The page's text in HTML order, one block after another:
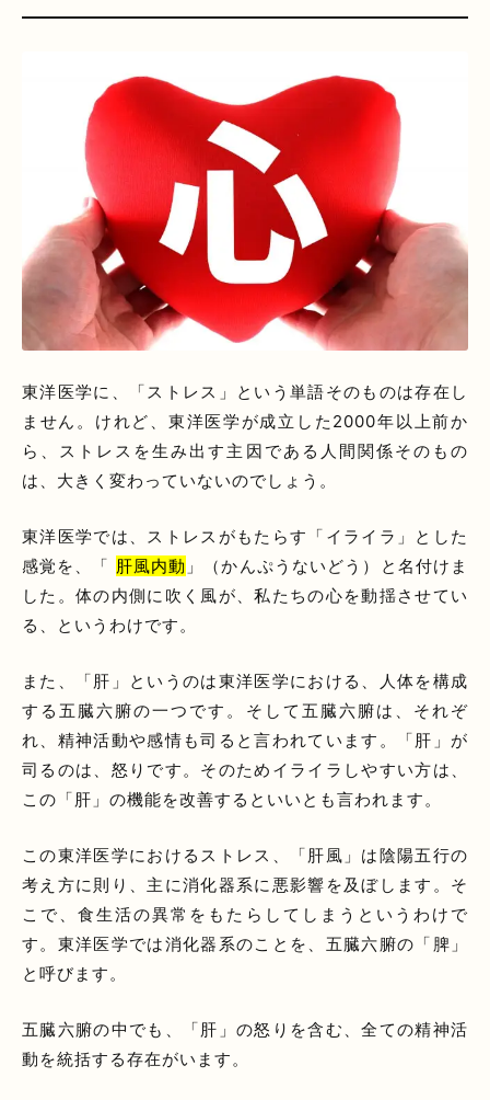
東洋医学に、「ストレス」という単語そのものは存在し
ません。けれど、東洋医学が成立した2000年以上前か
ら、ストレスを生み出す主因である人間関係そのもの
は、大きく変わっていないのでしょう。
東洋医学では、ストレスがもたらす「イライラ」とした
感覚を、「 肝風内動 」（かんぷうないどう）と名付けま
した。体の内側に吹く風が、私たちの心を動揺させてい
る、というわけです。
また、「肝」というのは東洋医学における、人体を構成
する五臓六腑の一つです。そして五臓六腑は、それぞ
れ、精神活動や感情も司ると言われています。「肝」が
司るのは、怒りです。そのためイライラしやすい方は、
この「肝」の機能を改善するといいとも言われます。
この東洋医学におけるストレス、「肝風」は陰陽五行の
考え方に則り、主に消化器系に悪影響を及ぼします。そ
こで、食生活の異常をもたらしてしまうというわけで
す。東洋医学では消化器系のことを、五臓六腑の「脾」
と呼びます。
五臓六腑の中でも、「肝」の怒りを含む、全ての精神活
動を統括する存在がいます。